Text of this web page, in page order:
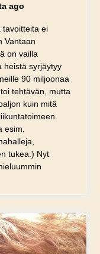
ago
tavoitteita ei
Vantaan
on vailla
heistä syrjäytyy
90 miljoonaa
tehtävän, mutta
kuin mitä
esim.
tukea.) Nyt